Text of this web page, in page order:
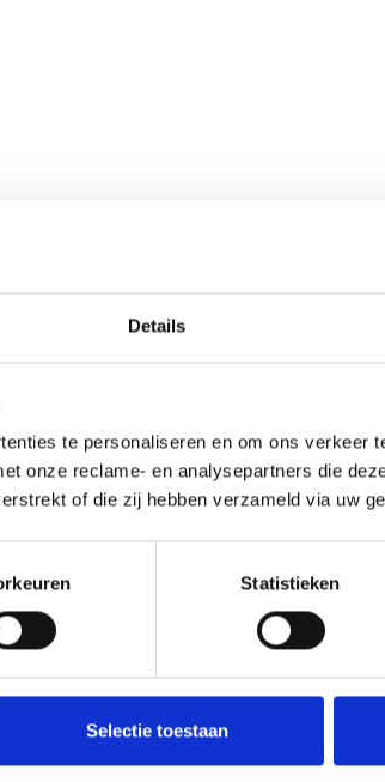
Details
te personaliseren en om ons verkeer
onze reclame- en analysepartners die
of die zij hebben verzameld via uw
Statistieken
Selectie toestaan